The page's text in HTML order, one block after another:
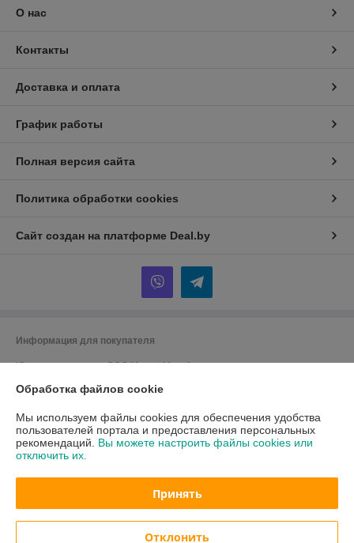
О нас
Контакты
Доставка и оплата
График работы
Полная версия сайта
Политика обработки cookies
Сайт создан на платформе Deal.by
Информация для покупателя
Юридическое лицо:ООО "АмперМера"
УНП: 192652668
Регистрационный орган: Минский горисполком
Дата регистрации компании: 23.05.2016
Ссылка на свидетельство/лицензию
Обработка файлов cookie
Мы используем файлы cookies для обеспечения удобства
пользователей портала и предоставления персональных
рекомендаций. Вы можете настроить файлы cookies или
отключить их.
Принять
Отклонить